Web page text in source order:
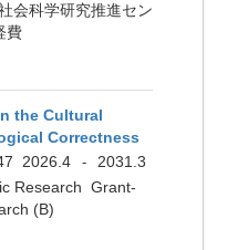
会科学研究推進セン
費
the Cultural
Correctness
2026.4 -
2031.3
Research Grant-
(B)